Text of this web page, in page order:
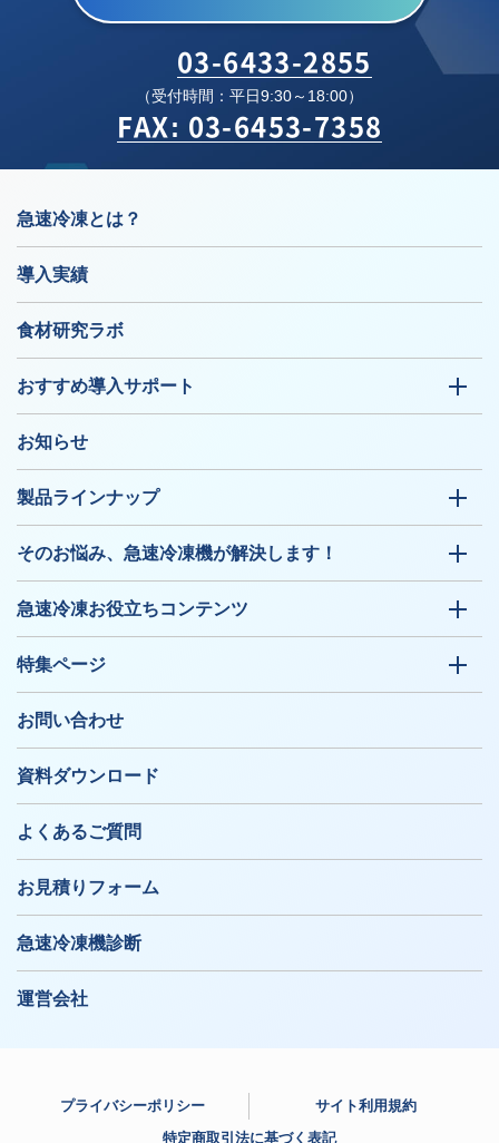
03-6433-2855
（受付時間：平日9:30～18:00）
FAX: 03-6453-7358
急速冷凍とは？
導入実績
食材研究ラボ
おすすめ導入サポート
お知らせ
製品ラインナップ
そのお悩み、急速冷凍機が解決します！
急速冷凍お役立ちコンテンツ
特集ページ
お問い合わせ
資料ダウンロード
よくあるご質問
お見積りフォーム
急速冷凍機診断
運営会社
プライバシーポリシー
サイト利用規約
特定商取引法に基づく表記